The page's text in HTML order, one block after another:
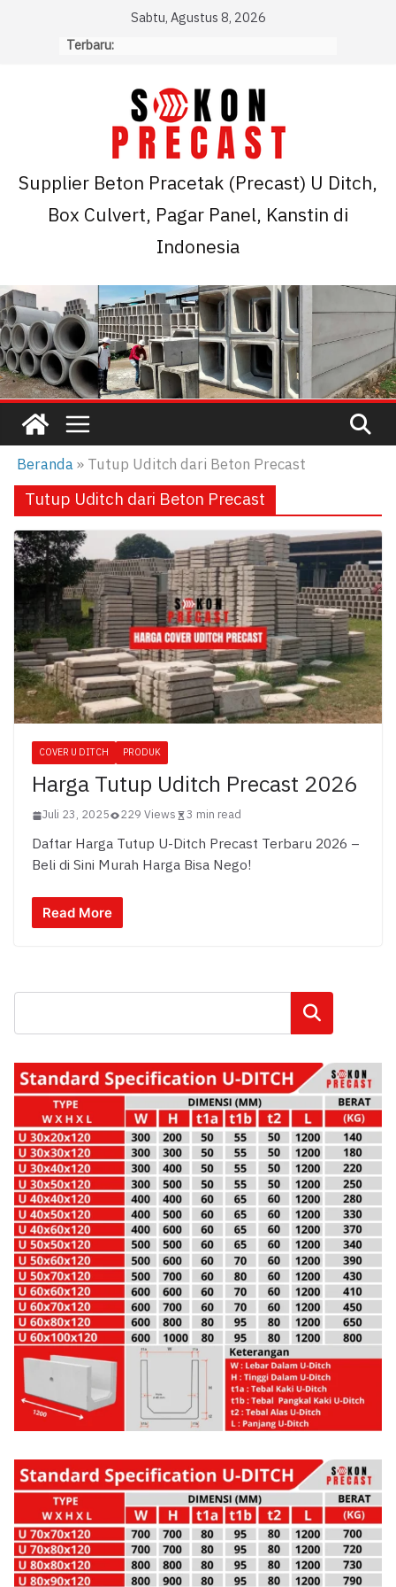
Sabtu, Agustus 8, 2026
Terbaru:
Supplier Beton Pracetak (Precast) U Ditch,
Box Culvert, Pagar Panel, Kanstin di
Indonesia
Beranda» Tutup Uditch dari Beton Precast
Tutup Uditch dari Beton Precast
COVER U DITCH PRODUK
Harga Tutup Uditch Precast 2026
Juli 23, 2025 229 Views 3 min read
Daftar Harga Tutup U-Ditch Precast Terbaru 2026 –
Beli di Sini Murah Harga Bisa Nego!
Read More
Cari